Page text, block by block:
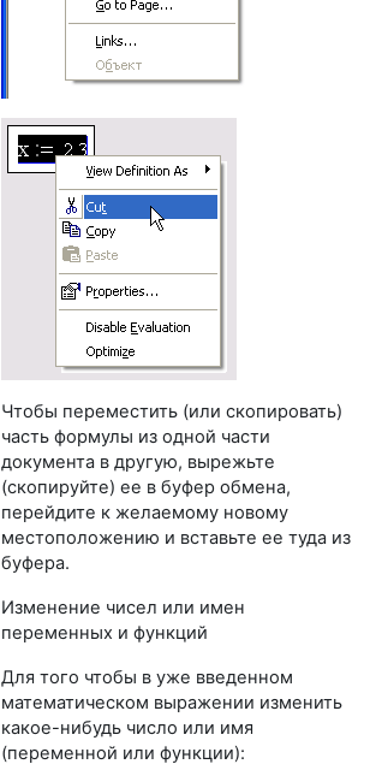
Чтобы переместить (или скопировать)
часть формулы из одной части
документа в другую, вырежьте
(скопируйте) ее в буфер обмена,
перейдите к желаемому новому
местоположению и вставьте ее туда из
буфера.
Изменение чисел или имен
переменных и функций
Для того чтобы в уже введенном
математическом выражении изменить
какое-нибудь число или имя
(переменной или функции):